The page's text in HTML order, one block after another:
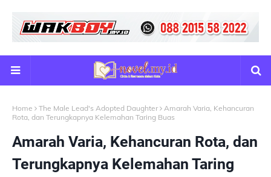
Home The Male Lead's Adopted Daughter
Amarah Varia, Kehancuran
Rota, dan Terungkapnya Kelemahan Taring Buas
Amarah Varia, Kehancuran Rota, dan
Terungkapnya Kelemahan Taring